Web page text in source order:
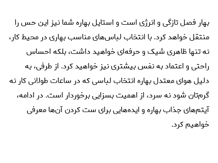
بهار فصل تازگی و انرژی است و استایل بهاره شما نیز این حس را
منتقل خواهد کرد. با انتخاب لباس‌های مناسب بهاری در محیط کار،
نه تنها ظاهری شیک و حرفه‌ای خواهید داشت، بلکه احساس
راحتی و اعتماد به نفس بیشتری نیز خواهید کرد. از طرفی، به
دلیل هوای معتدل بهاره انتخاب لباسی که در ساعات طولانی کار نه
گرم‌تان شود نه سرد، از اهمیت بسزایی برخوردار است. در ادامه،
آیتم‌های جذاب بهاره و ایده‌هایی برای ست کردن آن‌ها معرفی
خواهیم کرد.